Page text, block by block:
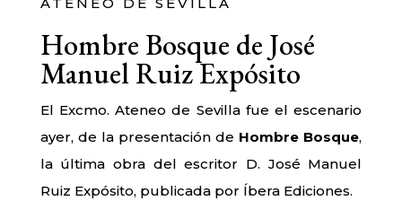
Hombre Bosque de José
Manuel Ruiz Expósito
El Excmo. Ateneo de Sevilla fue el escenario
ayer, de la presentación de Hombre Bosque,
la última obra del escritor D. José Manuel
Ruiz Expósito, publicada por Íbera Ediciones.